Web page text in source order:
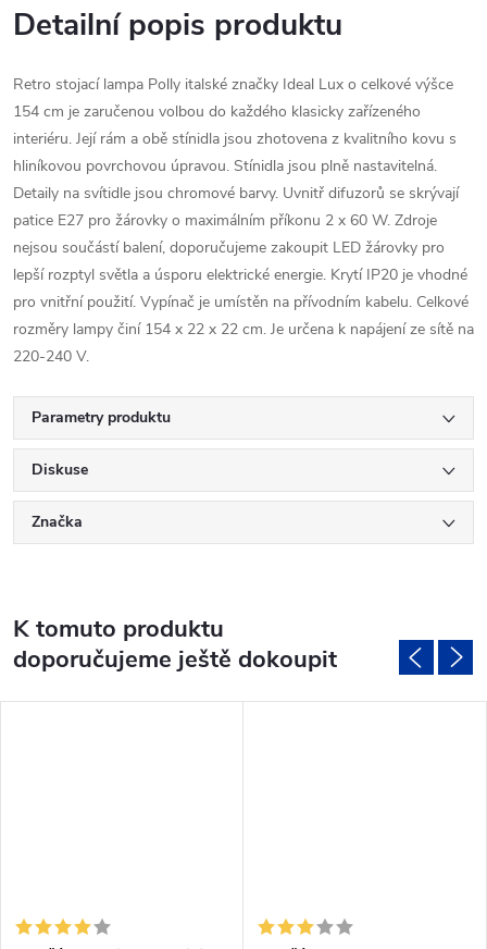
Detailní popis produktu
Retro stojací lampa Polly italské značky Ideal Lux o celkové výšce
154 cm je zaručenou volbou do každého klasicky zařízeného
interiéru. Její rám a obě stínidla jsou zhotovena z kvalitního kovu s
hliníkovou povrchovou úpravou. Stínidla jsou plně nastavitelná.
Detaily na svítidle jsou chromové barvy. Uvnitř difuzorů se skrývají
patice E27 pro žárovky o maximálním příkonu 2 x 60 W. Zdroje
nejsou součástí balení, doporučujeme zakoupit LED žárovky pro
lepší rozptyl světla a úsporu elektrické energie. Krytí IP20 je vhodné
pro vnitřní použití. Vypínač je umístěn na přívodním kabelu. Celkové
rozměry lampy činí 154 x 22 x 22 cm. Je určena k napájení ze sítě na
220-240 V.
Parametry produktu
Diskuse
Značka
K tomuto produktu
doporučujeme ještě dokoupit